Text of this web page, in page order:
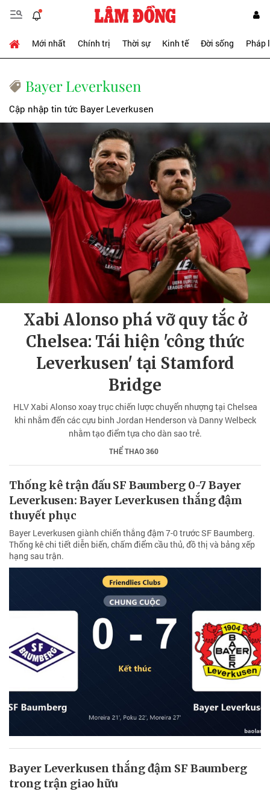
Mới nhất Chính trị Thời sự Kinh tế Đời sống Pháp
Bayer Leverkusen
Cập nhập tin tức Bayer Leverkusen
Xabi Alonso phá vỡ quy tắc ở
Chelsea: Tái hiện 'công thức
Leverkusen' tại Stamford
Bridge
HLV Xabi Alonso xoay trục chiến lược chuyển nhượng tại Chelsea
khi nhắm đến các cựu binh Jordan Henderson và Danny Welbeck
nhằm tạo điểm tựa cho dàn sao trẻ.
THỂ THAO 360
Thống kê trận đấu SF Baumberg 0-7 Bayer
Leverkusen: Bayer Leverkusen thắng đậm
thuyết phục
Bayer Leverkusen giành chiến thắng đậm 7-0 trước SF Baumberg.
Thống kê chi tiết diễn biến, chấm điểm cầu thủ, đồ thị và bảng xếp
hạng sau trận.
Bayer Leverkusen thắng đậm SF Baumberg
trong trận giao hữu